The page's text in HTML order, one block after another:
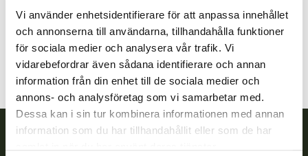
Vi använder enhetsidentifierare för att anpassa innehållet
och annonserna till användarna, tillhandahålla funktioner
för sociala medier och analysera vår trafik. Vi
vidarebefordrar även sådana identifierare och annan
information från din enhet till de sociala medier och
annons- och analysföretag som vi samarbetar med.
Dessa kan i sin tur kombinera informationen med annan
information som du har tillhandahållit eller som de har
vastranylandsjvf@rhy.riista.fi